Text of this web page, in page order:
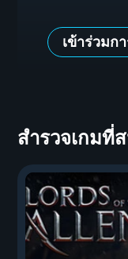
เข้าร่วมก
สำรวจเกมที่